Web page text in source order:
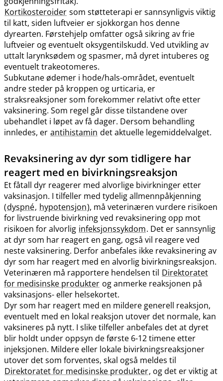
Kortikosteroider som støtteterapi er sannsynligvis viktig
til katt, siden luftveier er sjokkorgan hos denne
dyrearten. Førstehjelp omfatter også sikring av frie
luftveier og eventuelt oksygentilskudd. Ved utvikling av
uttalt larynksødem og spasmer, må dyret intuberes og
eventuelt trakeotomeres.
Subkutane ødemer i hode​/​hals-området, eventuelt
andre steder på kroppen og urticaria, er
straksreaksjoner som forekommer relativt ofte etter
vaksinering. Som regel går disse tilstandene over
ubehandlet i løpet av få dager. Dersom behandling
innledes, er antihistamin det aktuelle legemiddelvalget.
Revaksinering av dyr som tidligere har
reagert med en bivirkningsreaksjon
Et fåtall dyr reagerer med alvorlige bivirkninger etter
vaksinasjon. I tilfeller med tydelig allmennpåkjenning
(dyspné, hypotensjon), må veterinæren vurdere risikoen
for livstruende bivirkning ved revaksinering opp mot
risikoen for alvorlig infeksjonssykdom. Det er sannsynlig
at dyr som har reagert en gang, også vil reagere ved
neste vaksinering. Derfor anbefales ikke revaksinering av
dyr som har reagert med en alvorlig bivirkningsreaksjon.
Veterinæren må rapportere hendelsen til Direktoratet
for medisinske produkter og anmerke reaksjonen på
vaksinasjons- eller helsekortet.
Dyr som har reagert med en mildere generell reaksjon,
eventuelt med en lokal reaksjon utover det normale, kan
vaksineres på nytt. I slike tilfeller anbefales det at dyret
blir holdt under oppsyn de første 6-12 timene etter
injeksjonen. Mildere eller lokale bivirkningsreaksjoner
utover det som forventes, skal også meldes til
Direktoratet for medisinske produkter, og det er viktig at